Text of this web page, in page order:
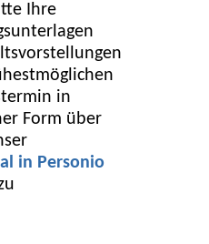
Ihre
in
Form über
in Personio